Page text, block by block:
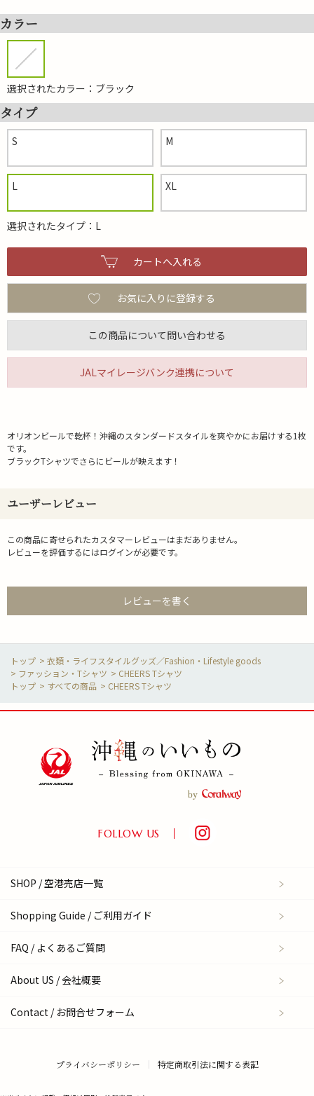
カラー
選択されたカラー：ブラック
タイプ
S M
L XL
選択されたタイプ：L
お気に入りに登録する
この商品について問い合わせる
JALマイレージバンク連携について
オリオンビールで乾杯！沖縄のスタンダードスタイルを爽やかにお届けする1枚
です。
ブラックTシャツでさらにビールが映えます！
ユーザーレビュー
この商品に寄せられたカスタマーレビューはまだありません。
レビューを評価するにはログインが必要です。
レビューを書く
> 衣類・ライフスタイルグッズ／Fashion・Lifestyle goods
> ファッション・Tシャツ > CHEERS Tシャツ
> すべての商品 > CHEERS Tシャツ
FOLLOW US
SHOP / 空港売店一覧
Shopping Guide / ご利用ガイド
FAQ / よくあるご質問
About US / 会社概要
Contact / お問合せフォーム
プライバシーポリシー 特定商取引法に関する表記